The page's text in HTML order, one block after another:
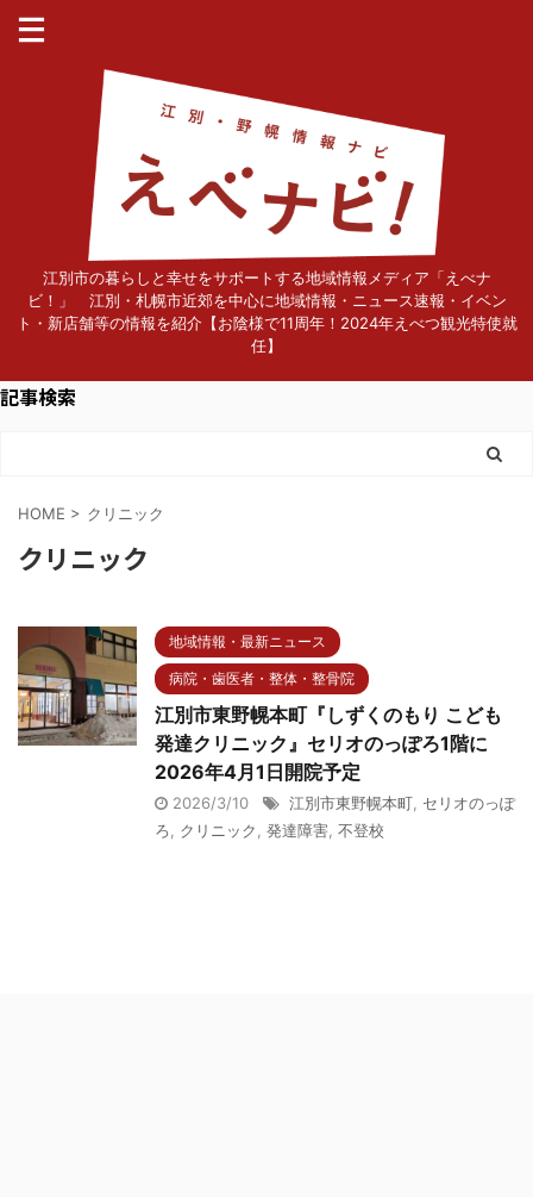
江別市の暮らしと幸せをサポートする地域情報メディア「えべナ
ビ！」 江別・札幌市近郊を中心に地域情報・ニュース速報・イベン
ト・新店舗等の情報を紹介【お陰様で11周年！2024年えべつ観光特使就
任】
記事検索
HOME > クリニック
クリニック
地域情報・最新ニュース
病院・歯医者・整体・整骨院
江別市東野幌本町『しずくのもり こども
発達クリニック』セリオのっぽろ1階に
2026年4月1日開院予定
2026/3/10 江別市東野幌本町, セリオのっぽ
ろ, クリニック, 発達障害, 不登校